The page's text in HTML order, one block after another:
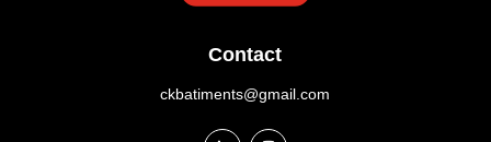
Contact
ckbatiments@gmail.com